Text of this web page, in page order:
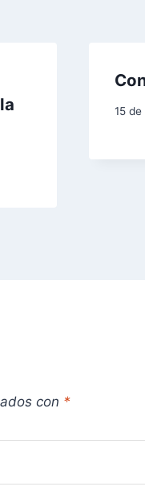
15
con *